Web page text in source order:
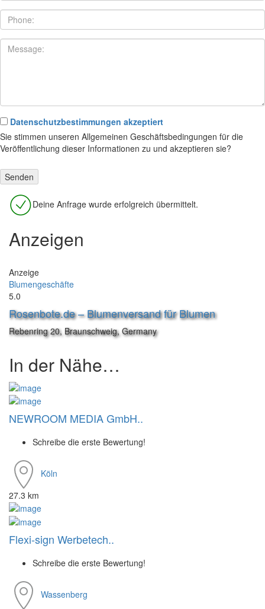
Datenschutzbestimmungen akzeptiert
Sie stimmen unseren Allgemeinen Geschäftsbedingungen für die
Veröffentlichung dieser Informationen zu und akzeptieren sie?
Deine Anfrage wurde erfolgreich übermittelt.
Anzeigen
Anzeige
Blumengeschäfte
5.0
Rosenbote.de – Blumenversand für Blumen
Rebenring 20, Braunschweig, Germany
In der Nähe…
NEWROOM MEDIA GmbH..
Schreibe die erste Bewertung!
Köln
27.3 km
Flexi-sign Werbetech..
Schreibe die erste Bewertung!
Wassenberg